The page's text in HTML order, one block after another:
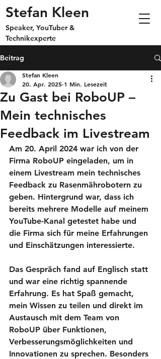
Stefan Kleen
Speaker, YouTuber &
Technikexperte
Beitrag
Zu Gast bei RoboUP –
Mein technisches
Feedback im Livestream
Stefan Kleen
20. Apr. 2025 1 Min. Lesezeit
Am 20. April 2024 war ich von der
Firma RoboUP eingeladen, um in
einem Livestream mein technisches
Feedback zu Rasenmährobotern zu
geben. Hintergrund war, dass ich
bereits mehrere Modelle auf meinem
YouTube-Kanal getestet habe und
die Firma sich für meine Erfahrungen
und Einschätzungen interessierte.
Das Gespräch fand auf Englisch statt
und war eine richtig spannende
Erfahrung. Es hat Spaß gemacht,
mein Wissen zu teilen und direkt im
Austausch mit dem Team von
RoboUP über Funktionen,
Verbesserungsmöglichkeiten und
Innovationen zu sprechen. Besonders